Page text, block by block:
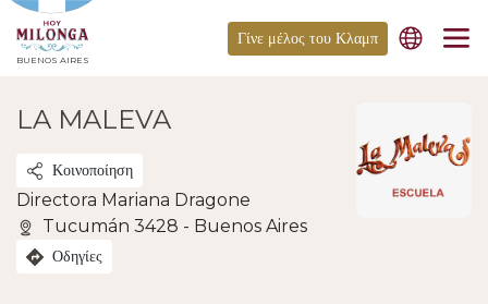
BUENOS AIRES
Γίνε μέλος του Κλαμπ
LA MALEVA
Κοινοποίηση
Directora Mariana Dragone
Tucumán 3428 - Buenos Aires
Οδηγίες